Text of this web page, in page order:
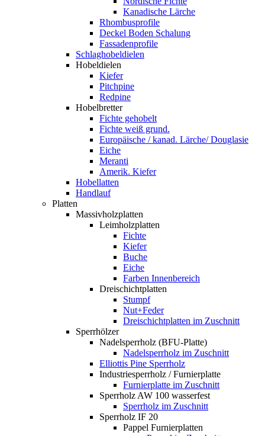
Kanadische Lärche
Rhombusprofile
Deckel Boden Schalung
Fassadenprofile
Schlaghobeldielen
Hobeldielen
Kiefer
Pitchpine
Redpine
Hobelbretter
Fichte gehobelt
Fichte weiß grund.
Europäische / kanad. Lärche/ Douglasie
Eiche
Meranti
Amerik. Kiefer
Hobellatten
Handlauf
Platten
Massivholzplatten
Leimholzplatten
Fichte
Kiefer
Buche
Eiche
Farben Innenbereich
Dreischichtplatten
Stumpf
Nut+Feder
Dreischichtplatten im Zuschnitt
Sperrhölzer
Nadelsperrholz (BFU-Platte)
Nadelsperrholz im Zuschnitt
Elliottis Pine Sperrholz
Industriesperrholz / Furnierplatte
Furnierplatte im Zuschnitt
Sperrholz AW 100 wasserfest
Sperrholz im Zuschnitt
Sperrholz IF 20
Pappel Furnierplatten